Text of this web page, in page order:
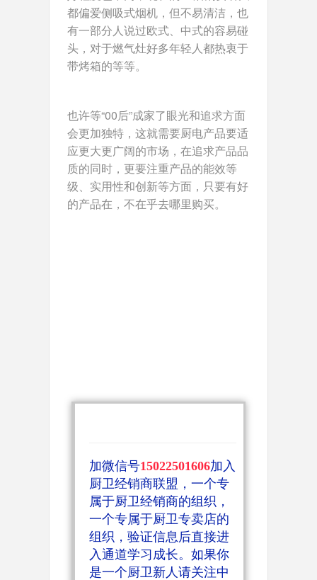
都偏爱侧吸式烟机，但不易清洁，也
有一部分人说过欧式、中式的容易碰
头，对于燃气灶好多年轻人都热衷于
带烤箱的等等。
也许等“00后”成家了眼光和追求方面
会更加独特，这就需要厨电产品要适
应更大更广阔的市场，在追求产品品
质的同时，更要注重产品的能效等
级、实用性和创新等方面，只要有好
的产品在，不在乎去哪里购买。
加微信号15022501606加入
厨卫经销商联盟，一个专
属于厨卫经销商的组织，
一个专属于厨卫专卖店的
组织，验证信息后直接进
入通道学习成长。如果你
是一个厨卫新人请关注中